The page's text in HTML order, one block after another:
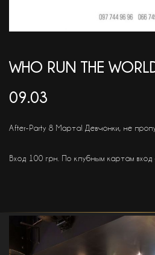
WHO RUN THE
09.03
After-Party 8 Марта! Девчонки, не
Вход 100 грн. По клубным картам вход